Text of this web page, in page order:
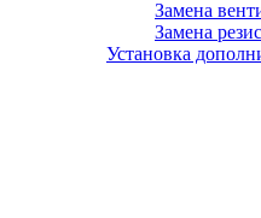
Замена
Замена
Установка